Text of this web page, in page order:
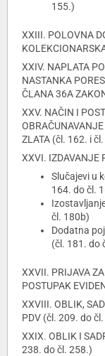
155.)
XXIII. POLOVNA
XXIV. NAPLATA
NASTANKA
ČLANA 36A
XXV. NAČIN I
ZLATA (čl. 162. i
XXVI. IZDAVANJE
Slučajevi u
164. do čl.
čl. 180b)
Dodatna
(čl. 181. do
XXVII. PRIJAVA
POSTUPAK
XXVIII. OBLIK,
PDV (čl. 209. do
XXIX. OBLIK I
238. do čl. 258.)